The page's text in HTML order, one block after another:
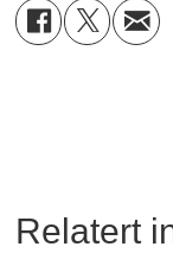
Relatert